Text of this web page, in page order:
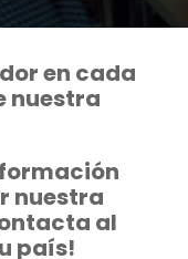
en cada
nuestra
nuestra
al
país!